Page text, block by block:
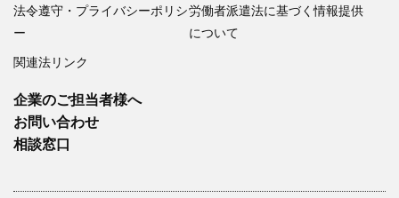
法令遵守・プライバシーポリシ
ー
労働者派遣法に基づく情報提供
について
関連法リンク
企業のご担当者様へ
お問い合わせ
相談窓口